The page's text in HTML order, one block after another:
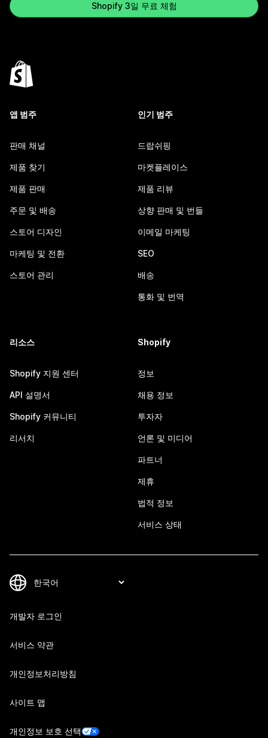
Shopify 3일 무료 체험
앱 범주
판매 채널
제품 찾기
제품 판매
주문 및 배송
스토어 디자인
마케팅 및 전환
스토어 관리
인기 범주
드랍쉬핑
마켓플레이스
제품 리뷰
상향 판매 및 번들
이메일 마케팅
SEO
배송
통화 및 번역
리소스
Shopify 지원 센터
API 설명서
Shopify 커뮤니티
리서치
Shopify
정보
채용 정보
투자자
언론 및 미디어
파트너
제휴
법적 정보
서비스 상태
개발자 로그인
서비스 약관
개인정보처리방침
사이트 맵
개인정보 보호 선택